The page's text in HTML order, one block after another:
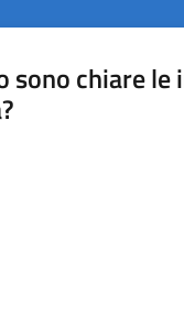
sono chiare